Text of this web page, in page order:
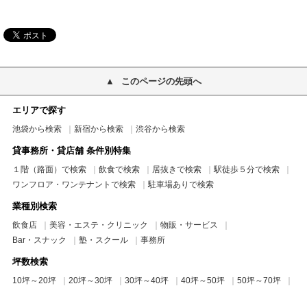
このページの先頭へ
エリアで探す
池袋から検索 新宿から検索 渋谷から検索
貸事務所・貸店舗 条件別特集
１階（路面）で検索 飲食で検索 居抜きで検索
駅徒歩５分で検索
ワンフロア・ワンテナントで検索
駐車場ありで検索
業種別検索
飲食店 美容・エステ・クリニック
物販・サービス
Bar・スナック
塾・スクール 事務所
坪数検索
10坪～20坪 20坪～30坪 30坪～40坪 40坪～50坪
50坪～70坪